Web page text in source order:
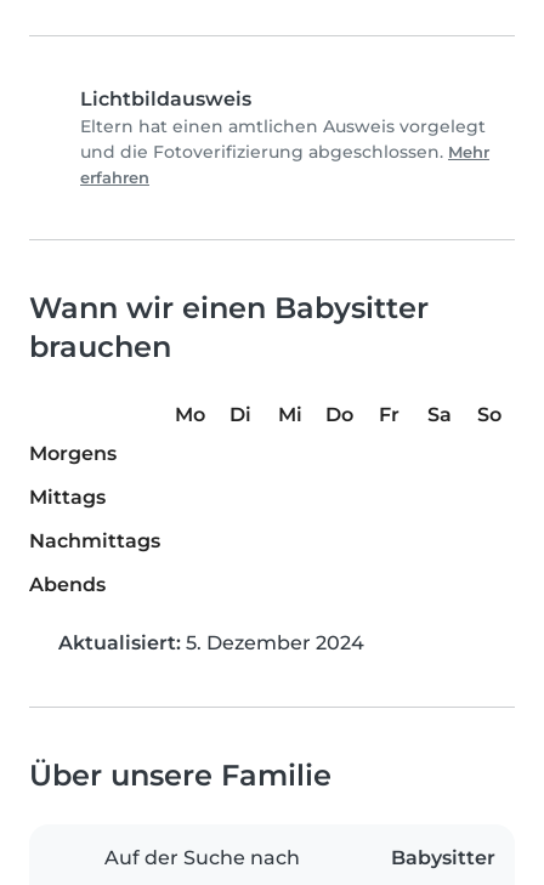
Lichtbildausweis
Eltern hat einen amtlichen Ausweis vorgelegt
und die Fotoverifizierung abgeschlossen. Mehr
erfahren
Wann wir einen Babysitter
brauchen
Mo Di Mi Do Fr Sa
So
Morgens
Mittags
Nachmittags
Abends
Aktualisiert: 5. Dezember 2024
Über unsere Familie
Auf der Suche nach Babysitter